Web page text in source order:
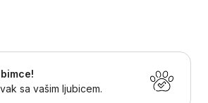
sa vašim ljubicem.